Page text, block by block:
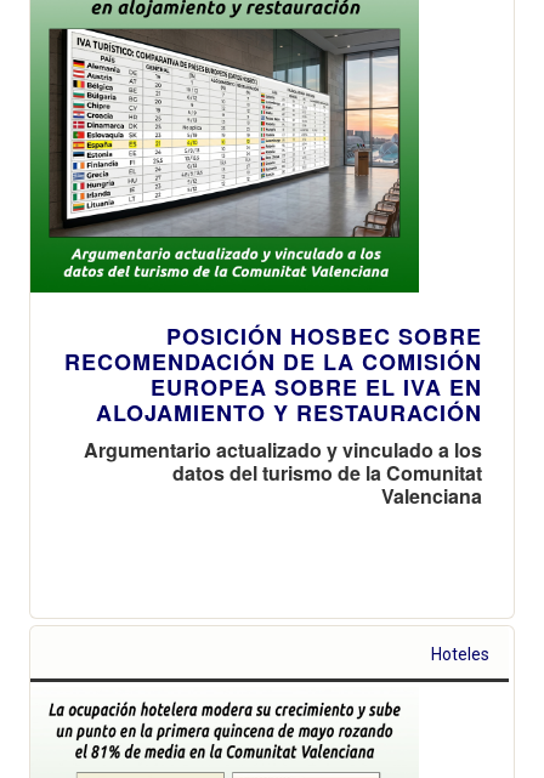
POSICIÓN HOSBEC SOBRE
RECOMENDACIÓN DE LA COMISIÓN
EUROPEA SOBRE EL IVA EN
ALOJAMIENTO Y RESTAURACIÓN
Argumentario actualizado y vinculado a los
datos del turismo de la Comunitat
Valenciana
Hoteles